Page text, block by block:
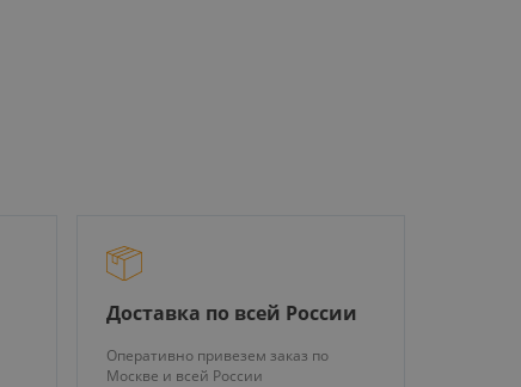
Доставка по всей России
Оперативно привезем заказ по
Москве и всей России